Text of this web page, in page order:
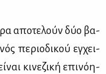
απο­τε­λούν δύο βα­
πε­ριο­δι­κού εγ­χει­
κι­νε­ζι­κή επι­νό­η­